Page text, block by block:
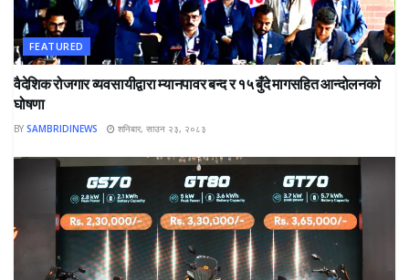
FEATURED
वैदेशिक रोजगार व्यवसायीद्वारा म्यानपावर बन्द र १५ बुँदे मागसहित आन्दोलनको
घोषणा
BY SAMBRIDINEWS शनिबार, साउन २३, २०८३